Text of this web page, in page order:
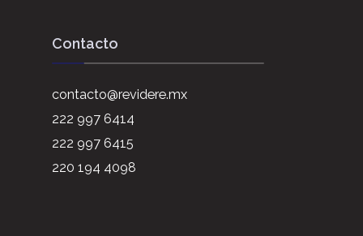
Contacto
contacto@revidere.mx
222 997 6414
222 997 6415
220 194 4098